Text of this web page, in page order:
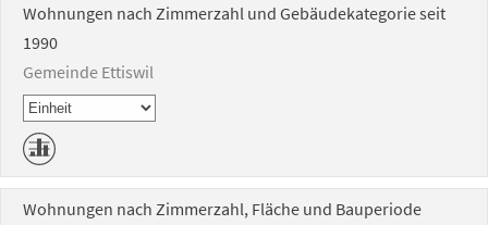
Wohnungen nach Zimmerzahl und Gebäudekategorie seit
1990
Gemeinde Ettiswil
Wohnungen nach Zimmerzahl, Fläche und Bauperiode